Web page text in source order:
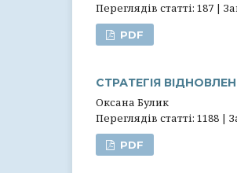
Переглядів статті: 187 |
PDF
СТРАТЕГІЯ
Оксана Булик
Переглядів статті: 1188 |
PDF